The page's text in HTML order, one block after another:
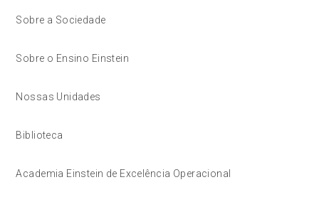
Sobre a Sociedade
Sobre o Ensino Einstein
Nossas Unidades
Biblioteca
Academia Einstein de Excelência Operacional